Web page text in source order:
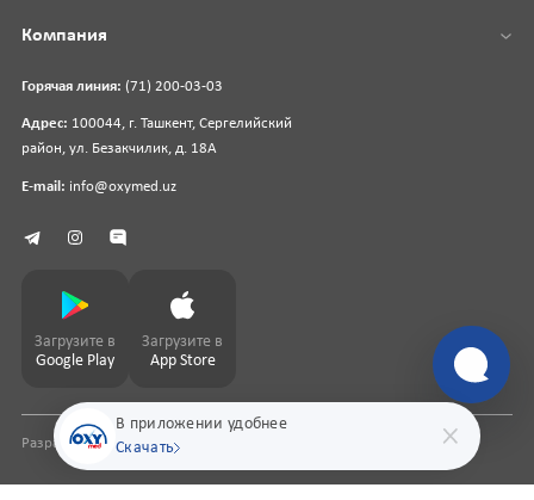
В приложении удобнее
Скачать
Горячая линия: (71) 200-03-03
Адрес: 100044, г. Ташкент, Сергелийский
район, ул. Безакчилик, д. 18А
E-mail: info@oxymed.uz
Компания
Загрузите в
Google Play
Загрузите в
App Store
Разработка сайтаpharmit.uz